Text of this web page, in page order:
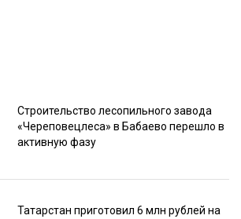
Строительство лесопильного завода
«Череповецлеса» в Бабаево перешло в
активную фазу
Татарстан приготовил 6 млн рублей на